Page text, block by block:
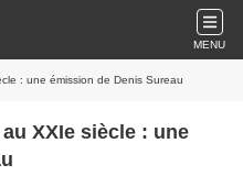
MENU
: une émission de Denis Sureau
XXIe siècle : une